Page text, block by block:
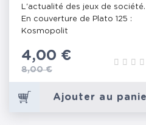
L'actualité des jeux de société.
En couverture de Plato 125 :
Kosmopolit
Prix
4,00 €
Prix de base
8,00 €
Ajouter au